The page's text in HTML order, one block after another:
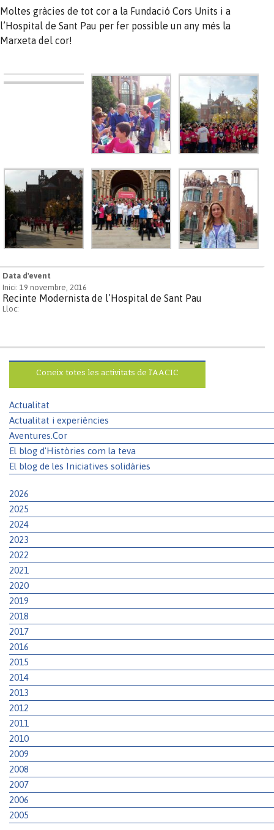
Moltes gràcies de tot cor a la Fundació Cors Units i a
l’Hospital de Sant Pau per fer possible un any més la
Marxeta del cor!
Data d'event
Inici: 19 novembre, 2016
Recinte Modernista de l’Hospital de Sant Pau
Lloc:
Coneix totes les activitats de l’AACIC
Actualitat
Actualitat i experiències
Aventures.Cor
El blog d'Històries com la teva
El blog de les Iniciatives solidàries
2026
2025
2024
2023
2022
2021
2020
2019
2018
2017
2016
2015
2014
2013
2012
2011
2010
2009
2008
2007
2006
2005